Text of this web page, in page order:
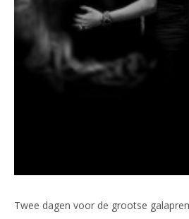
Twee dagen voor de grootse